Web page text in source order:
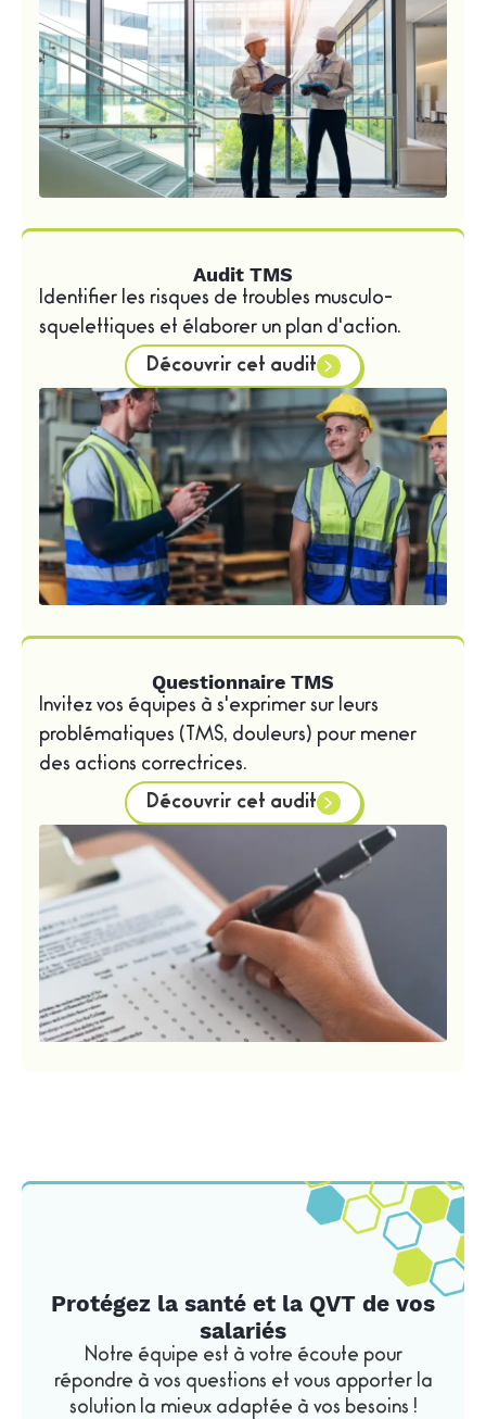
Audit TMS
Identifier les risques de troubles musculo-
squelettiques et élaborer un plan d'action.
Découvrir cet audit
Questionnaire TMS
Invitez vos équipes à s'exprimer sur leurs
problématiques (TMS, douleurs) pour mener
des actions correctrices.
Découvrir cet audit
Protégez la santé et la QVT de vos
salariés
Notre équipe est à votre écoute pour
répondre à vos questions et vous apporter la
solution la mieux adaptée à vos besoins !